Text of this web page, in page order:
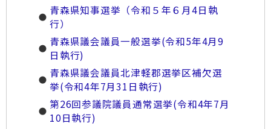
青森県知事選挙（令和５年６月4日執
行）
青森県議会議員一般選挙(令和5年4月9
日執行)
青森県議会議員北津軽郡選挙区補欠選
挙(令和4年7月31日執行)
第26回参議院議員通常選挙(令和4年7月
10日執行)